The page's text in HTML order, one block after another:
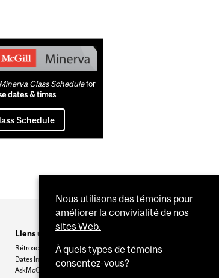
Minerva Class Schedulefor
dates & times
Schedule
Liens utiles
Rétroaction
Dates Importantes
AskMcGill
Nous utilisons des témoins pour
améliorer la convivialité de nos
sites Web.
À quels types de témoins
consentez-vous?